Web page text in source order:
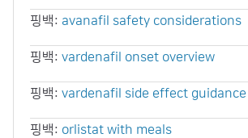
핑백: avanafil safety considerations
핑백: vardenafil onset overview
핑백: vardenafil side effect guidance
핑백: orlistat with meals